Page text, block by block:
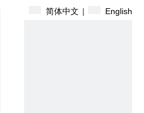
简体中文 | English